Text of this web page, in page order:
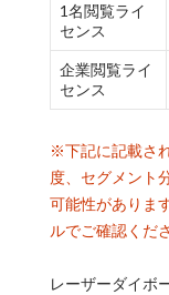
1名閲覧ライ
センス
企業閲覧ライ
センス
※下記に記載さ
度、セグメント
可能性がありま
ルでご確認くだ
レーザーダイボ